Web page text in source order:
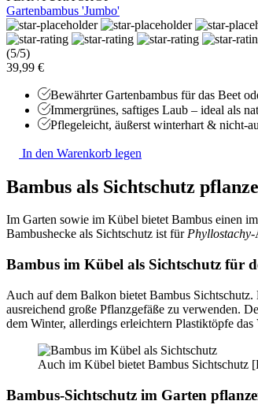
Gartenbambus 'Jumbo'
(5/5)
39,99 €
Bewährter Gartenbambus für das Beet
Immergrünes, saftiges Laub – ideal als
Pflegeleicht, äußerst winterhart & nicht-
In den Warenkorb legen
Bambus als Sichtschutz
Im Garten sowie im Kübel bietet Bambus einen
Bambushecke als Sichtschutz ist fürPhyllostachy-
Bambus im Kübel als Sichtschutz für
Auch auf dem Balkon bietet Bambus
ausreichend große Pflanzgefäße zu verwenden.
dem Winter, allerdings erleichtern Plastiktöpfe
Auch im Kübel bietet Bambus Sichtschutz
Bambus-Sichtschutz im Garten